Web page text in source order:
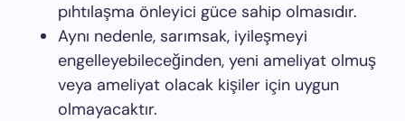
pıhtılaşma önleyici güce sahip olmasıdır.
Aynı nedenle, sarımsak, iyileşmeyi
engelleyebileceğinden, yeni ameliyat olmuş
veya ameliyat olacak kişiler için uygun
olmayacaktır.